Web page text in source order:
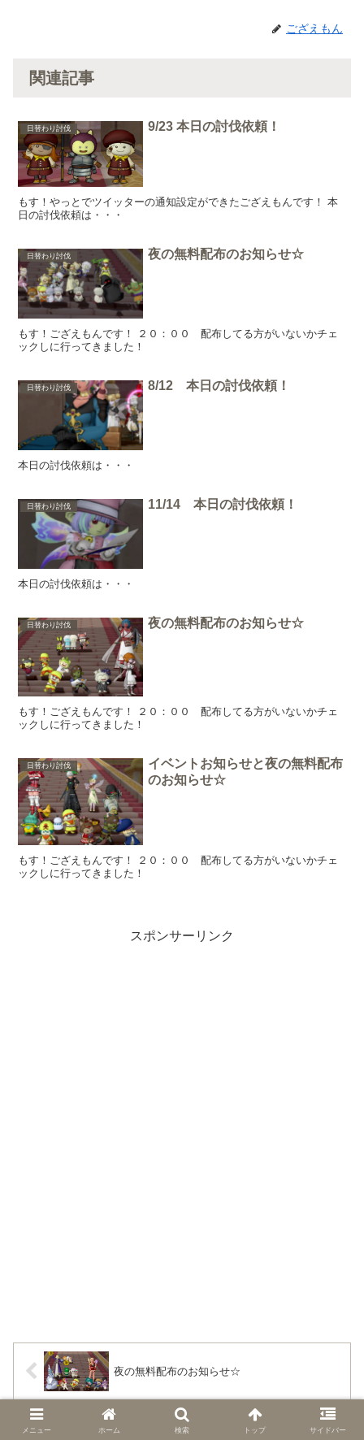
ござえもん
関連記事
日替わり討伐 9/23 本日の討伐依頼！
もす！やっとでツイッターの通知設定ができたござえもんです！ 本
日の討伐依頼は・・・
日替わり討伐 夜の無料配布のお知らせ☆
もす！ござえもんです！ ２０：００ 配布してる方がいないかチェ
ックしに行ってきました！
日替わり討伐 8/12 本日の討伐依頼！
本日の討伐依頼は・・・
日替わり討伐 11/14 本日の討伐依頼！
本日の討伐依頼は・・・
日替わり討伐 夜の無料配布のお知らせ☆
もす！ござえもんです！ ２０：００ 配布してる方がいないかチェ
ックしに行ってきました！
日替わり討伐
イベントお知らせと夜の無料配布
のお知らせ☆
もす！ござえもんです！ ２０：００ 配布してる方がいないかチェ
ックしに行ってきました！
スポンサーリンク
夜の無料配布のお知らせ☆
ＧＷの思い出と夜の無料配布のお知らせ☆
メニュー ホーム 検索 トップ サイドバー